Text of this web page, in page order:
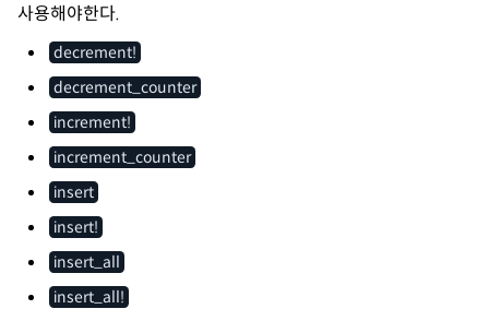
사용해야한다.
decrement!
decrement_counter
increment!
increment_counter
insert
insert!
insert_all
insert_all!